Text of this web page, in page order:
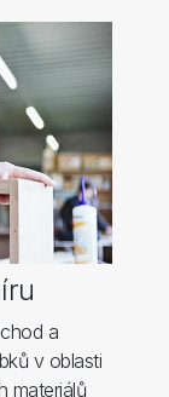
a
v oblasti
materiálů